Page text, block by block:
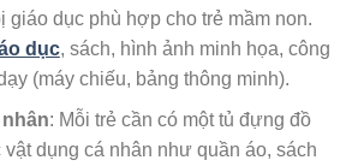
giáo dục phù hợp cho trẻ mầm non.
dục, sách, hình ảnh minh họa, công
(máy chiếu, bảng thông minh).
: Mỗi trẻ cần có một tủ đựng đồ
dụng cá nhân như quần áo, sách